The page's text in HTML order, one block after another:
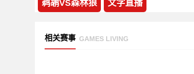
鹈鹕VS森林狼 文字直播
相关赛事 GAMES LIVING